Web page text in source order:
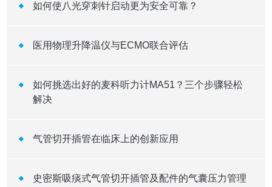
如何使八光穿刺针启动更为安全可靠？
医用物理升降温仪与ECMO联合评估
如何挑选出好的麦科听力计MA51？三个步骤轻松
解决
气管切开插管在临床上的创新应用
史密斯吸痰式气管切开插管及配件的气囊压力管理